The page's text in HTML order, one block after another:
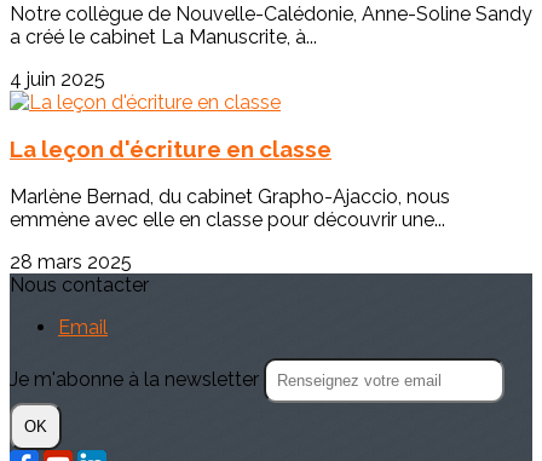
Notre collègue de Nouvelle-Calédonie, Anne-Soline Sandy
a créé le cabinet La Manuscrite, à...
4 juin 2025
La leçon d'écriture en classe
Marlène Bernad, du cabinet Grapho-Ajaccio, nous
emmène avec elle en classe pour découvrir une...
28 mars 2025
Nous contacter
Email
Je m'abonne à la newsletter
OK